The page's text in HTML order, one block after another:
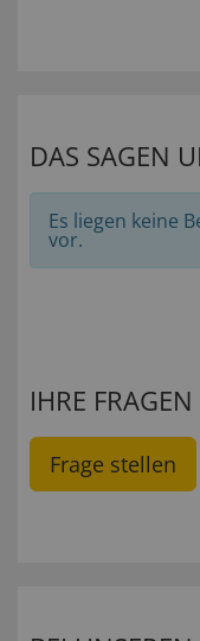
DAS SAGEN
Es liegen keine
vor.
IHRE
Frage stellen